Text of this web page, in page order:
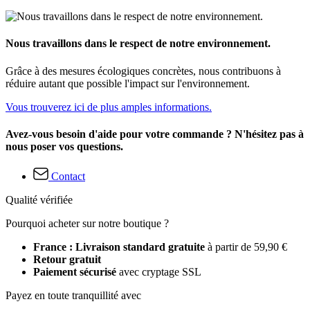
Nous travaillons dans le respect de notre environnement.
Grâce à des mesures écologiques concrètes, nous contribuons à
réduire autant que possible l'impact sur l'environnement.
Vous trouverez ici de plus amples informations.
Avez-vous besoin d'aide pour votre commande ? N'hésitez pas à
nous poser vos questions.
Contact
Qualité vérifiée
Pourquoi acheter sur notre boutique ?
France : Livraison standard gratuite à partir de 59,90 €
Retour gratuit
Paiement sécurisé avec cryptage SSL
Payez en toute tranquillité avec